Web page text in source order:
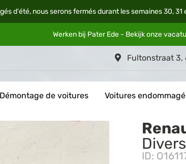
d'été, nous serons fermés durant les semaines 30,
Werken bij Pater Ede - Bekijk onze
Fultonstraat 3,
Démontage de voitures Voitures
Divers
ID: